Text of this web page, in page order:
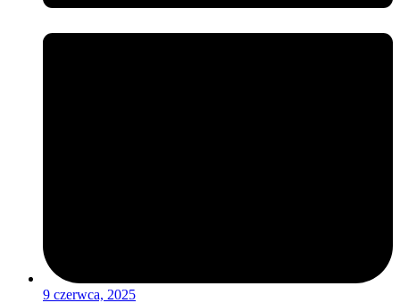
9 czerwca, 2025